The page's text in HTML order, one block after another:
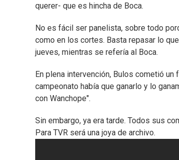
querer- que es hincha de Boca.
No es fácil ser panelista, sobre todo
como en los cortes. Basta repasar lo
jueves, mientras se refería al Boca.
En plena intervención, Bulos cometió
campeonato había que ganarlo y lo
con Wanchope".
Sin embargo, ya era tarde. Todos sus
Para TVR será una joya de archivo.